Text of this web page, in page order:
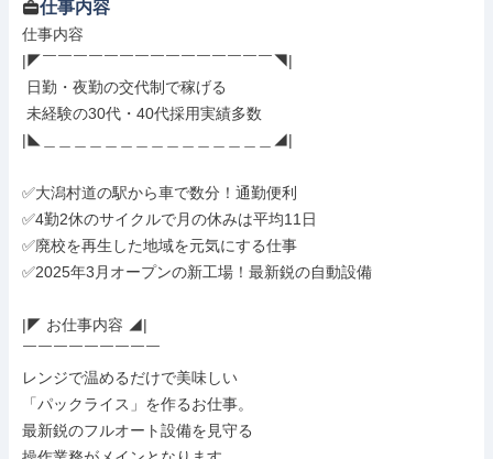
仕事内容
仕事内容
|◤￣￣￣￣￣￣￣￣￣￣￣￣￣￣￣◥|
|◣＿＿＿＿＿＿＿＿＿＿＿＿＿＿＿◢|
✅大潟村道の駅から車で数分！通勤便利
✅4勤2休のサイクルで月の休みは平均11日
✅廃校を再生した地域を元気にする仕事
✅2025年3月オープンの新工場！最新鋭の自動設備
|◤ お仕事内容 ◢|
￣￣￣￣￣￣￣￣￣
レンジで温めるだけで美味しい
「パックライス」を作るお仕事。
最新鋭のフルオート設備を見守る